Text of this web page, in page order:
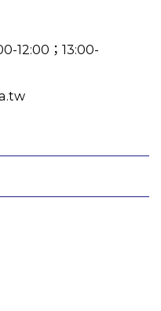
12:00；13:00-